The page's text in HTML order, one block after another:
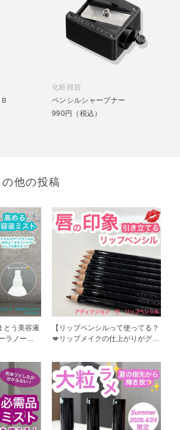
化粧雑貨
ペンシルシャープナー
990円（税込）
他の投稿
とう美容液
かな手触り
ー、乾燥、
うるおいを
さいね！
メージの服
【リップペンシルって使ってる？
💋リップメイクの仕上がりがグン
リップペンシルのご紹介です！
難しそうだったり、上級者向けに
思われがちなリップペンシ
ル。。。 実は…リップペンシル
ってとっても簡単にリップメイク
の仕上がりを高めることができる
んです！！ 今回は3パターンの使